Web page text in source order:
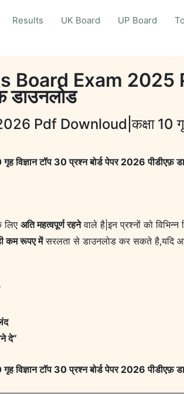
Results UK Board UP Board
Board Exam 2025
डाउनलोड
Downloud|कक्षा 10 गृह
टॉप 30 प्रश्न बोर्ड पेपर 2026 पीडीएफ़
लिए अति महत्वपूर्ण रहनेवाले है|इन प्रश्नों को विभिन्न
कम रूपए मेंसरलता से डाउनलोड कर सकते है,यदि
दे”
टॉप 30 प्रश्न बोर्ड पेपर 2026 पीडीएफ़